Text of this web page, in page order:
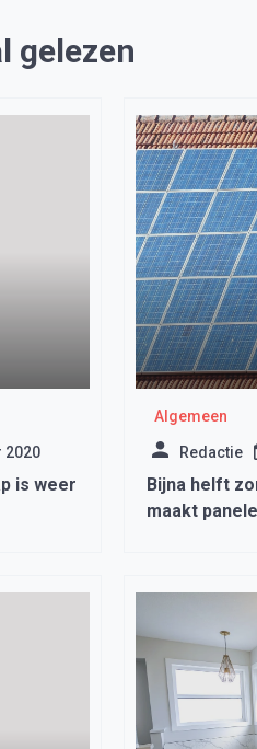
gelezen
2020
is weer
Algemeen
Redactie
Bijna helft
maakt